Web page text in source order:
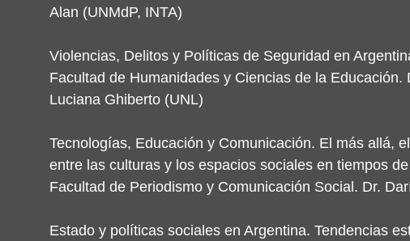
Alan (UNMdP, INTA)
Violencias, Delitos y Políticas de Seguridad en
Facultad de Humanidades y Ciencias de la
Luciana Ghiberto (UNL)
Tecnologías, Educación y Comunicación. El más allá,
entre las culturas y los espacios sociales en tiempos
Facultad de Periodismo y Comunicación Social. Dr.
Estado y políticas sociales en Argentina. Tendencias